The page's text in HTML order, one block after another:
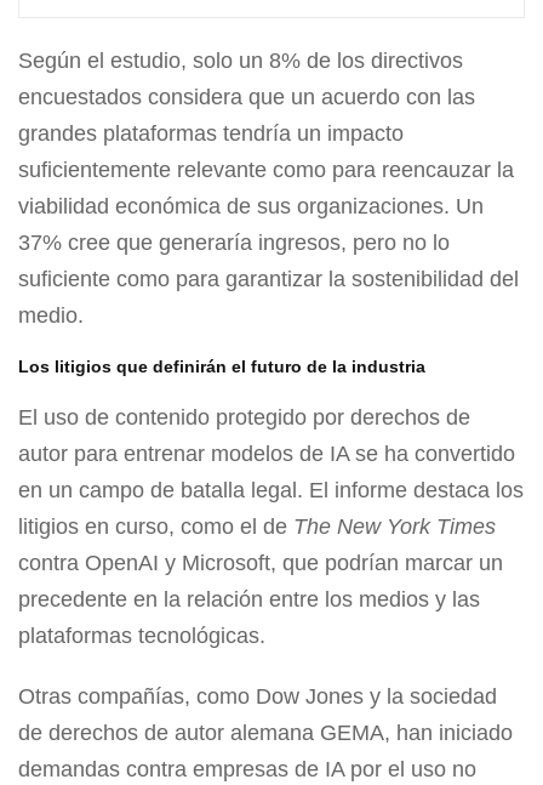
Según el estudio, solo un 8% de los directivos
encuestados considera que un acuerdo con las
grandes plataformas tendría un impacto
suficientemente relevante como para reencauzar la
viabilidad económica de sus organizaciones. Un
37% cree que generaría ingresos, pero no lo
suficiente como para garantizar la sostenibilidad del
medio.
Los litigios que definirán el futuro de la industria
El uso de contenido protegido por derechos de
autor para entrenar modelos de IA se ha convertido
en un campo de batalla legal. El informe destaca los
litigios en curso, como el de The New York Times
contra OpenAI y Microsoft, que podrían marcar un
precedente en la relación entre los medios y las
plataformas tecnológicas.
Otras compañías, como Dow Jones y la sociedad
de derechos de autor alemana GEMA, han iniciado
demandas contra empresas de IA por el uso no